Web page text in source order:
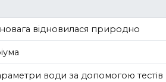
відновилася природно
води за допомогою тестів